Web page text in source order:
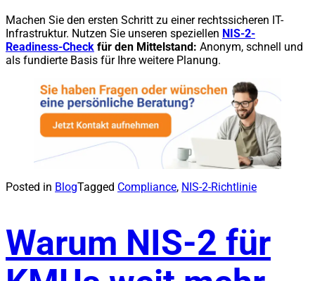
Machen Sie den ersten Schritt zu einer rechtssicheren IT-
Infrastruktur. Nutzen Sie unseren speziellen NIS-2-
Readiness-Check für den Mittelstand: Anonym, schnell und
als fundierte Basis für Ihre weitere Planung.
Posted in BlogTagged Compliance, NIS-2-Richtlinie
Warum NIS-2 für